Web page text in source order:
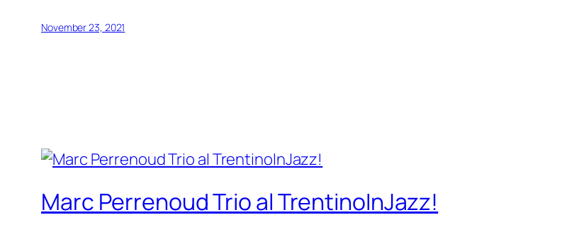
November 23, 2021
Marc Perrenoud Trio al TrentinoInJazz!